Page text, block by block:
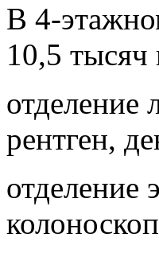
В 4-
10,5
рентген,
отделение